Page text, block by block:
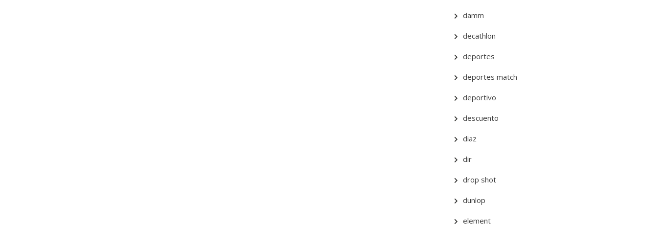
damm
decathlon
deportes
deportes match
deportivo
descuento
diaz
dir
drop shot
dunlop
element